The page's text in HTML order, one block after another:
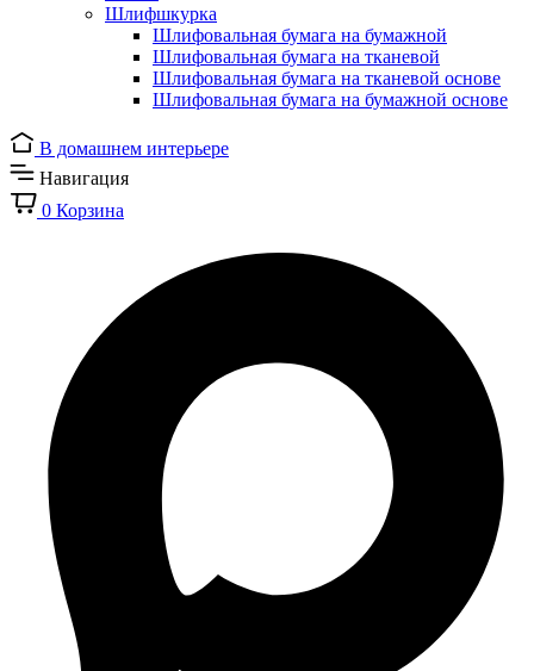
Шлифшкурка
Шлифовальная бумага на бумажной
Шлифовальная бумага на тканевой
Шлифовальная бумага на тканевой основе
Шлифовальная бумага на бумажной основе
В домашнем интерьере
Навигация
0 Корзина